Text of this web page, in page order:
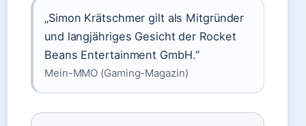
„Simon Krätschmer gilt als Mitgründer
und langjähriges Gesicht der Rocket
Beans Entertainment GmbH.“
Mein-MMO (Gaming-Magazin)